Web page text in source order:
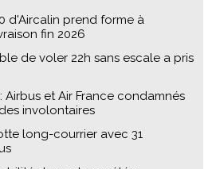
d'Aircalin prend forme à
fin 2026
de voler 22h sans escale a pris
Airbus et Air France condamnés
involontaires
long-courrier avec 31